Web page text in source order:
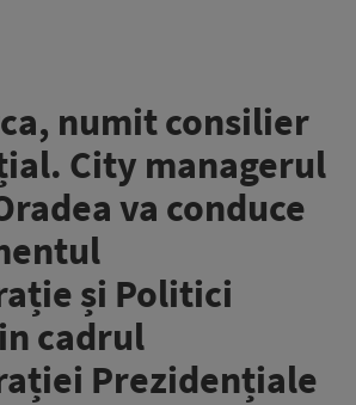
numit consilier
City managerul
va conduce
și Politici
cadrul
Prezidențiale